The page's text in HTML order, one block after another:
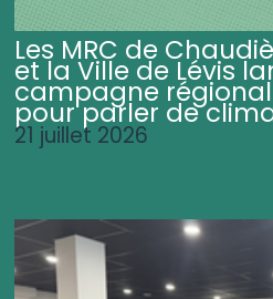
Les MRC de
et la Ville de Lévis
campagne
pour parler de
21 juillet 2026